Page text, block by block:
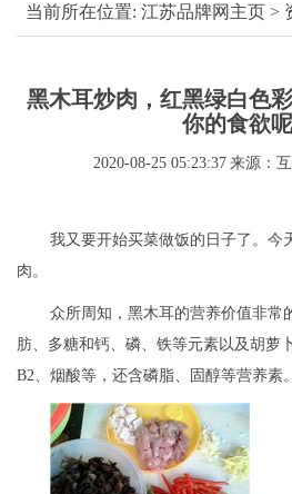
当前所在位置: 江苏品牌网主页 >
黑木耳炒肉，红黑绿白色
你的食欲
2020-08-25 05:23:37 来源：
我又要开始买菜做饭的日子了。今
肉。
众所周知，黑木耳的营养价值非常
肪、多糖和钙、磷、铁等元素以及胡萝
B2、烟酸等，还含磷脂、固醇等营养素。